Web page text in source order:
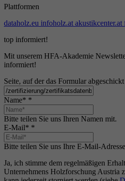
Plattformen
dataholz.eu infoholz.at akustikcenter.at
top informiert!
Mit unserem HFA-Akademie
informiert!
Seite, auf der das Formular
Name* *
Bitte teilen Sie uns Ihren Namen mit.
E-Mail* *
Bitte teilen Sie uns Ihre E-Mail-
Ja, ich stimme dem regelmäßigen
Unternehmens Holzforschung Austria